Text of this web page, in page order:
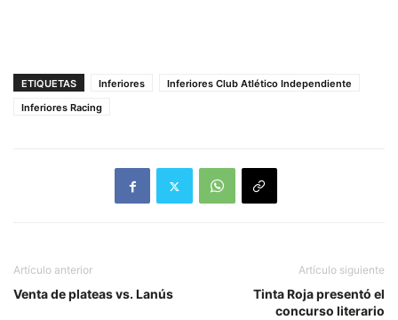
ETIQUETAS Inferiores
Inferiores Club Atlético Independiente
Inferiores Racing
Artículo anterior
Venta de plateas vs. Lanús
Artículo siguiente
Tinta Roja presentó el
concurso literario